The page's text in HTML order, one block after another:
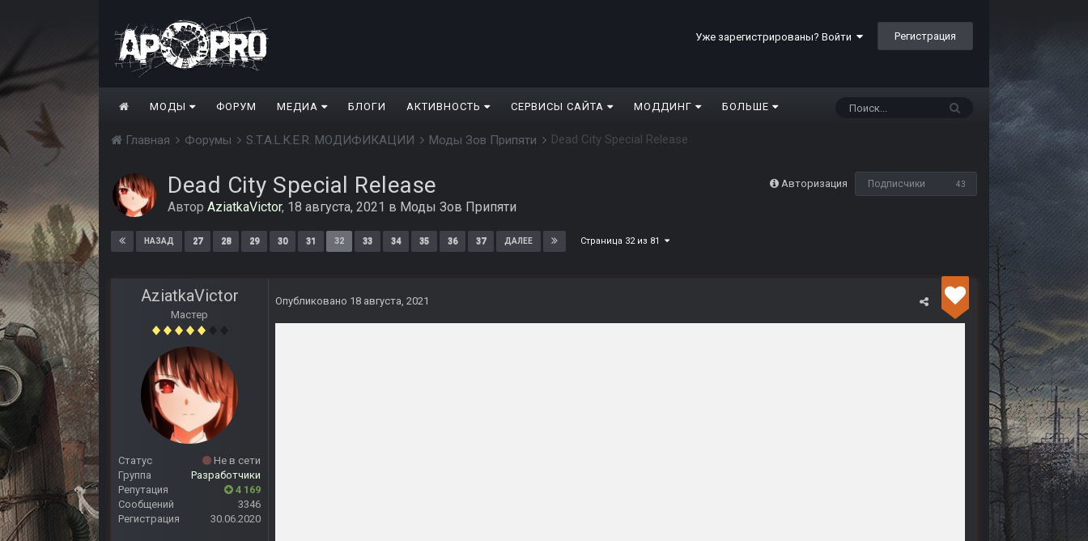
Уже зарегистрированы? Войти Регистрация
МОДЫ ФОРУМ МЕДИА БЛОГИ АКТИВНОСТЬ СЕРВИСЫ САЙТА МОДДИНГ БОЛЬШЕ
Главная Форумы S.T.A.L.K.E.R. МОДИФИКАЦИИ Моды Зов Припяти Dead City Special Release
Авторизация Подписчики 43
Dead City Special Release
Автор AziatkaVictor, 18 августа, 2021 в Моды Зов Припяти
НАЗАД 27 28 29 30 31 32 33 34 35 36 37 ДАЛЕЕ Страница 32 из 81
AziatkaVictor
Мастер
Статус
Не в сети
Группа
Разработчики
Репутация
4 169
Сообщений
3346
Регистрация
30.06.2020
Опубликовано 18 августа, 2021